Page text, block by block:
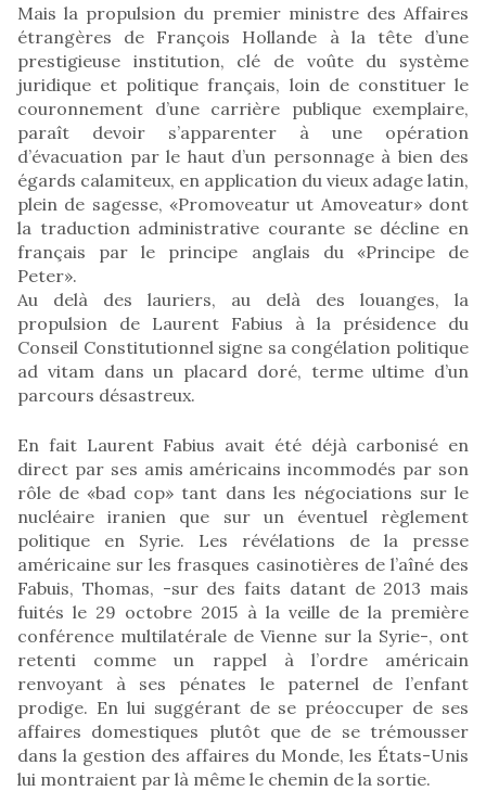
Mais la propulsion du premier ministre des Affaires
étrangères de François Hollande à la tête d’une
prestigieuse institution, clé de voûte du système
juridique et politique français, loin de constituer le
couronnement d’une carrière publique exemplaire,
paraît devoir s’apparenter à une opération
d’évacuation par le haut d’un personnage à bien des
égards calamiteux, en application du vieux adage latin,
plein de sagesse, «Promoveatur ut Amoveatur» dont
la traduction administrative courante se décline en
français par le principe anglais du «Principe de
Peter».
Au delà des lauriers, au delà des louanges, la
propulsion de Laurent Fabius à la présidence du
Conseil Constitutionnel signe sa congélation politique
ad vitam dans un placard doré, terme ultime d’un
parcours désastreux.
En fait Laurent Fabius avait été déjà carbonisé en
direct par ses amis américains incommodés par son
rôle de «bad cop» tant dans les négociations sur le
nucléaire iranien que sur un éventuel règlement
politique en Syrie. Les révélations de la presse
américaine sur les frasques casinotières de l’aîné des
Fabuis, Thomas, -sur des faits datant de 2013 mais
fuités le 29 octobre 2015 à la veille de la première
conférence multilatérale de Vienne sur la Syrie-, ont
retenti comme un rappel à l’ordre américain
renvoyant à ses pénates le paternel de l’enfant
prodige. En lui suggérant de se préoccuper de ses
affaires domestiques plutôt que de se trémousser
dans la gestion des affaires du Monde, les États-Unis
lui montraient par là même le chemin de la sortie.